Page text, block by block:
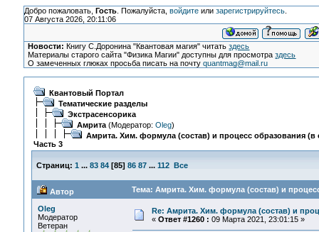
Добро пожаловать, Гость. Пожалуйста, войдитеили зарегистрируйтесь.
07 Августа 2026, 20:11:06
Новости: Книгу С.Доронина "Квантовая магия" читатьздесь
Материалы старого сайта "Физика Магии" доступны для просмотраздесь
О замеченных глюках просьба писать на почтуquantmag@mail.ru
Квантовый Портал
Тематические разделы
Экстрасенсорика
Амрита(Модератор: Oleg)
Амрита. Хим. формула (состав) и процесс образования (в
Часть 3
Страниц: 1 ... 83 84[85] 86 87 ... 112 Все
Автор Тема: Амрита. Хим. формула (состав) и
Oleg
Модератор
Ветеран
Re: Амрита. Хим. формула (состав) и
« Ответ #1260 : 09 Марта 2021, 23:01:15 »